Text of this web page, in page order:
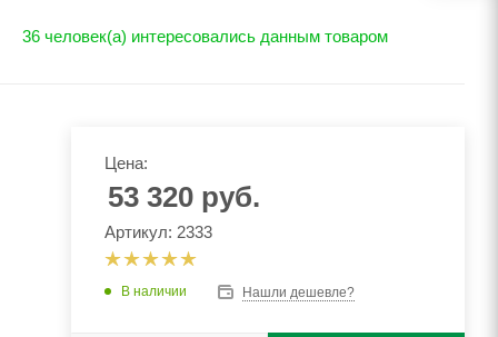
36 человек(а) интересовались данным товаром
Цена:
53 320руб.
Артикул: 2333
В наличии Нашли дешевле?